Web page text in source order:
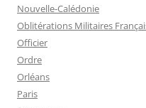
Nouvelle-Calédonie
Oblitérations Militaires
Officier
Ordre
Orléans
Paris